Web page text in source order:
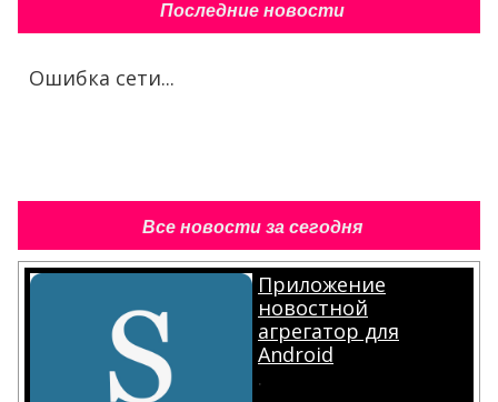
Последние новости
Ошибка сети...
Все новости за сегодня
Приложение
новостной
агрегатор для
Android
.